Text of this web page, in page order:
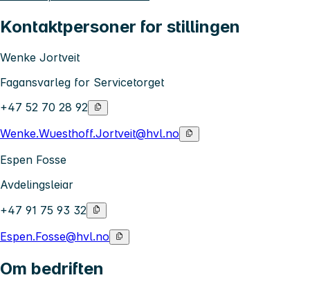
Kontaktpersoner for stillingen
Wenke Jortveit
Fagansvarleg for Servicetorget
+47 52 70 28 92
Wenke.Wuesthoff.Jortveit@hvl.no
Espen Fosse
Avdelingsleiar
+47 91 75 93 32
Espen.Fosse@hvl.no
Om bedriften